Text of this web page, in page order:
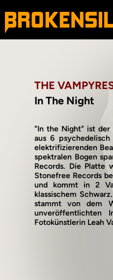
THE
In The Night
"In the Night" ist der
aus 6
elektrifizierenden
spektralen Bogen
Records. Die Platte
Stonefree Records
und kommt in 2
klassischem
stammt von dem
unveröffentlichten
Fotokünstlerin Leah